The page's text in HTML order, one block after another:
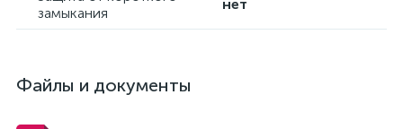
замыкания
нет
Файлы и документы